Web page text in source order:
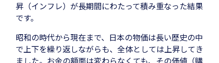
昇（インフレ）が長期間にわたって積み重なった結果
です。
昭和の時代から現在まで、日本の物価は長い歴史の中
で上下を繰り返しながらも、全体としては上昇してき